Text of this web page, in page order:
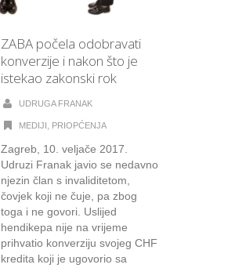
ZABA počela odobravati
konverzije i nakon što je
istekao zakonski rok
UDRUGA FRANAK
MEDIJI PRIOPĆENJA
Zagreb, 10. veljače 2017.
Udruzi Franak javio se nedavno
njezin član s invaliditetom,
čovjek koji ne čuje, pa zbog
toga i ne govori. Uslijed
hendikepa nije na vrijeme
prihvatio konverziju svojeg CHF
kredita koji je ugovorio sa